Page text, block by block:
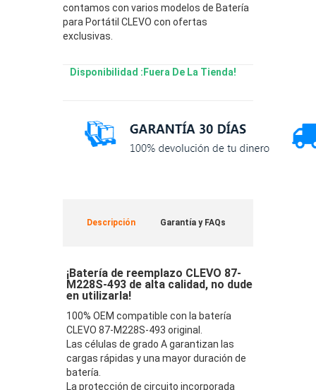
contamos con varios modelos de Batería
para Portátil CLEVO con ofertas
exclusivas.
Disponibilidad :Fuera De La Tienda!
Descripción Garantía y FAQs
¡Batería de reemplazo CLEVO 87-
M228S-493 de alta calidad, no dude
en utilizarla!
100% OEM compatible con la batería
CLEVO 87-M228S-493 original.
Las células de grado A garantizan las
cargas rápidas y una mayor duración de
batería.
La protección de circuito incorporada